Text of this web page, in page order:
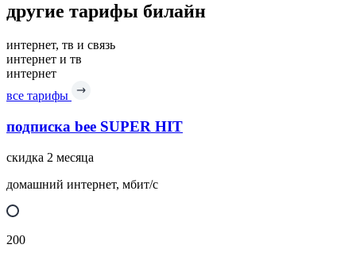
другие тарифы билайн
интернет, тв и связь
интернет и тв
интернет
все тарифы
подписка bee SUPER HIT
скидка 2 месяца
домашний интернет, мбит/с
200